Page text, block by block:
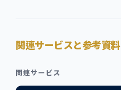
関連サービスと参考資料
関連サービス